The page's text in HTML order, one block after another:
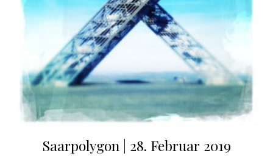
Saarpolygon | 28. Februar 2019